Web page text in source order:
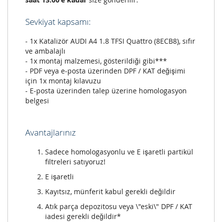
Sevkiyat kapsamı:
- 1x Katalizör AUDI A4 1.8 TFSI Quattro (8ECB8), sıfır
ve ambalajlı
- 1x montaj malzemesi, gösterildiği gibi***
- PDF veya e-posta üzerinden DPF / KAT değişimi
için 1x montaj kılavuzu
- E-posta üzerinden talep üzerine homologasyon
belgesi
Avantajlarınız
Sadece homologasyonlu ve E işaretli partikül
filtreleri satıyoruz!
E işaretli
Kayıtsız, münferit kabul gerekli değildir
Atık parça depozitosu veya \"eski\" DPF / KAT
iadesi gerekli değildir*